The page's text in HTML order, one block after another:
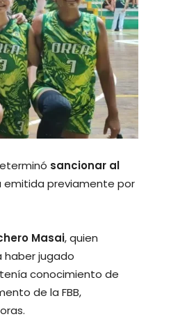
sancionar al
emitida previamente por
Masai, quien
haber jugado
tenía conocimiento de
de la FBB,